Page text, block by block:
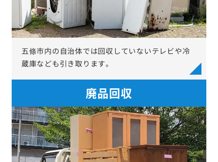
五條市内の自治体では回収していないテレビや冷
蔵庫なども引き取ります。
廃品回収